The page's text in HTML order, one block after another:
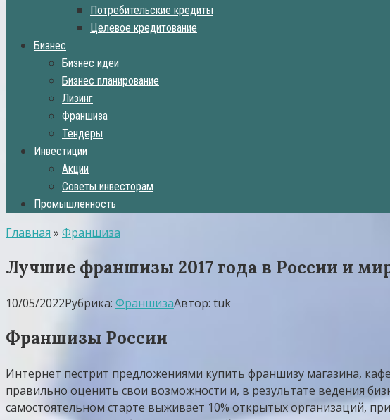
Потребительские кредиты
Целевое кредитование
Бизнес
Бизнес идеи
Бизнес планирование
Лизинг
Франшиза
Тендеры
Инвестиции
Акции
Советы инвесторам
Промышленность
Главная » Франшиза
Лучшие франшизы 2017 года в России и
10/05/2022Рубрика: ФраншизаАвтор: tuk
Франшизы России
Интернет пестрит предложениями купить франшизу магазина,
правильно оценить свои возможности и, в результате ведения
самостоятельном старте выживает 10% открытых организаций,